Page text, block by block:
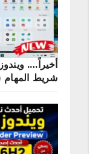
شريط المهام